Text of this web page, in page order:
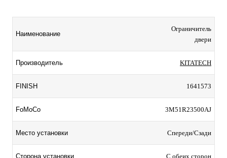
Наименование
Ограничитель
двери
Производитель KITATECH
FINISH 1641573
FoMoCo 3M51R23500AJ
Место установки Спереди/Сзади
Сторона установки С обеих сторон